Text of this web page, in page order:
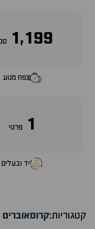
1,199
נפח מנוע
1 פרטי
יד ובעלים
קטגוריות:קרוסאוברים